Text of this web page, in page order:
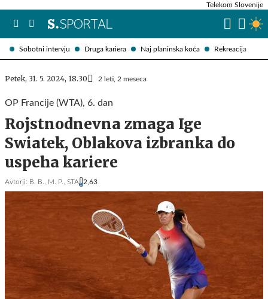
Sobotni intervju Druga kariera Naj planinska koča Rekreacija
Telekom Slovenije
Petek, 31. 5. 2024, 18.30 2 leti, 2 meseca
OP Francije (WTA), 6. dan
Rojstnodnevna zmaga Ige
Swiatek, Oblakova izbranka do
uspeha kariere
Avtorji: B. B., M. P., STA 2,63